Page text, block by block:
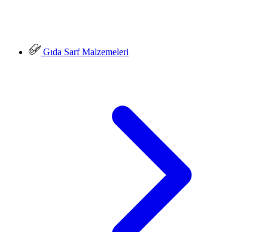
Gıda Sarf Malzemeleri